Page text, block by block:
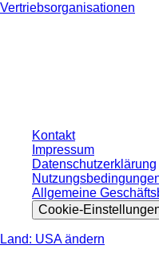
Vertriebsorganisationen
Kontakt
Impressum
Datenschutzerklärung
Allgemeine
Cookie-
Land: USA ändern